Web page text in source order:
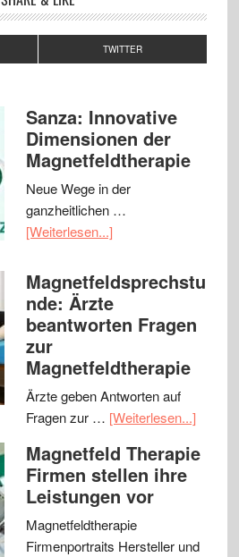
TWITTER
Sanza: Innovative
Dimensionen der
Magnetfeldtherapie
Neue Wege in der
ganzheitlichen …
[Weiterlesen...]
Magnetfeldsprechstu
nde: Ärzte
beantworten Fragen
zur
Magnetfeldtherapie
Ärzte geben Antworten auf
Fragen zur … [Weiterlesen...]
Magnetfeld Therapie
Firmen stellen ihre
Leistungen vor
Magnetfeldtherapie
Firmenportraits Hersteller und